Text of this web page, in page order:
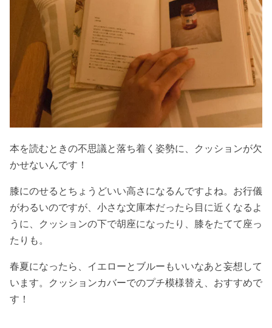
本を読むときの不思議と落ち着く姿勢に、クッションが欠
かせないんです！
膝にのせるとちょうどいい高さになるんですよね。お行儀
がわるいのですが、小さな文庫本だったら目に近くなるよ
うに、クッションの下で胡座になったり、膝をたてて座っ
たりも。
春夏になったら、イエローとブルーもいいなあと妄想して
います。クッションカバーでのプチ模様替え、おすすめで
す！